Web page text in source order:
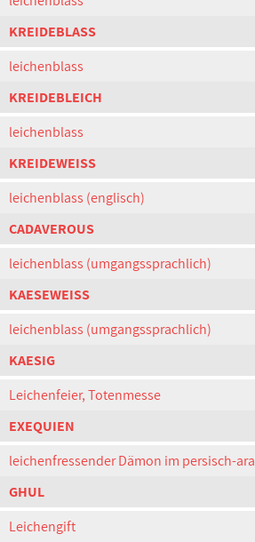
KREIDEBLASS
leichenblass
KREIDEBLEICH
leichenblass
KREIDEWEISS
leichenblass (englisch)
CADAVEROUS
leichenblass (umgangssprachlich)
KAESEWEISS
leichenblass (umgangssprachlich)
KAESIG
Leichenfeier, Totenmesse
EXEQUIEN
leichenfressender Dämon im persisch-
GHUL
Leichengift